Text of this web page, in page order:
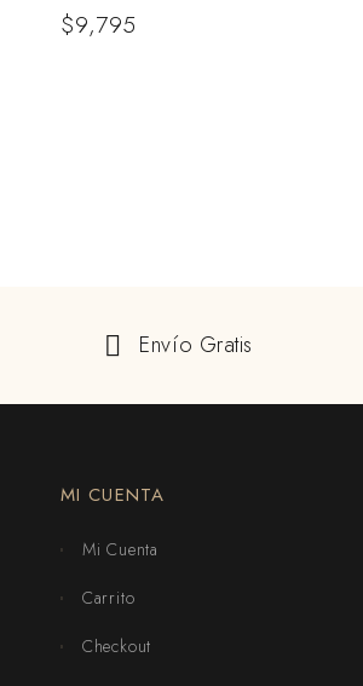
$9,795
Envío Gratis
MI CUENTA
Mi Cuenta
Carrito
Checkout